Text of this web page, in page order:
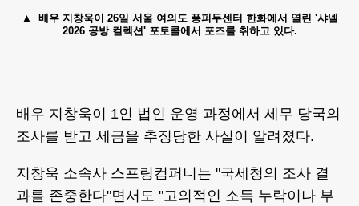
배우 지창욱이 26일 서울 여의도 퐁피두센터 한화에서 열린 '샤넬
2026 공방 컬렉션' 포토콜에서 포즈를 취하고 있다.
배우 지창욱이 1인 법인 운영 과정에서 세무 당국의
조사를 받고 세금을 추징당한 사실이 알려졌다.
지창욱 소속사 스프링컴퍼니는 "국세청의 조사 결
과를 존중한다"면서도 "고의적인 소득 누락이나 부